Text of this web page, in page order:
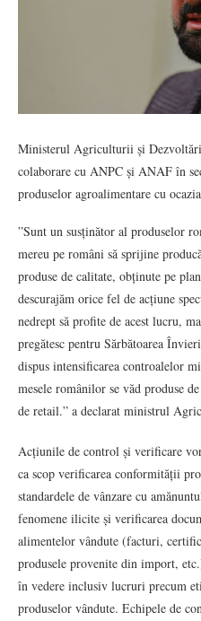
Ministerul Agriculturii și
colaborare cu ANPC și ANAF în
produselor agroalimentare cu
”Sunt un susținător al produselor
mereu pe români să sprijine
produse de calitate, obținute pe
descurajăm orice fel de acțiune
nedrept să profite de acest lucru,
pregătesc pentru Sărbătoarea
dispus intensificarea controalelor
mesele românilor se văd produse
de retail.” a declarat ministrul
Acțiunile de control și verificare
ca scop verificarea conformității
standardele de vânzare cu
fenomene ilicite și verificarea
alimentelor vândute (facturi,
produsele provenite din import,
în vedere inclusiv lucruri precum
produselor vândute. Echipele de